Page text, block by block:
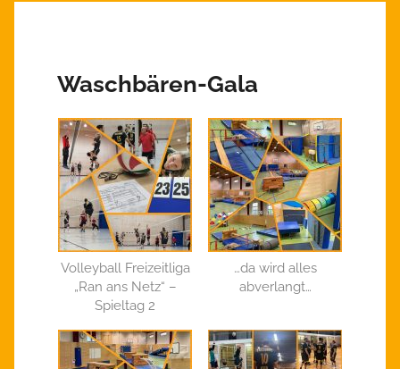
Waschbären-Gala
Volleyball Freizeitliga
„Ran ans Netz“ –
Spieltag 2
…da wird alles
abverlangt…